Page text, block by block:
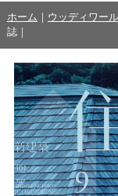
ホーム ｜ ウッディワー
誌｜